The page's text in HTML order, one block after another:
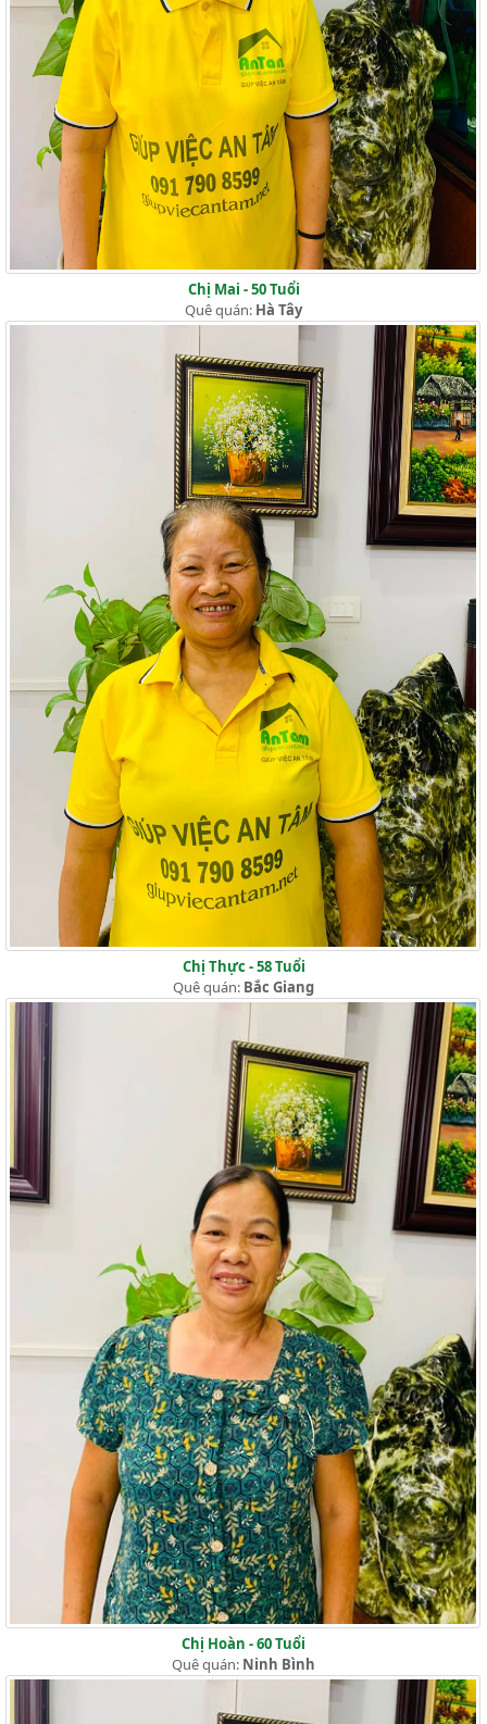
Chị Mai - 50 Tuổi
Quê quán: Hà Tây
Chị Thực - 58 Tuổi
Quê quán: Bắc Giang
Chị Hoàn - 60 Tuổi
Quê quán: Ninh Bình